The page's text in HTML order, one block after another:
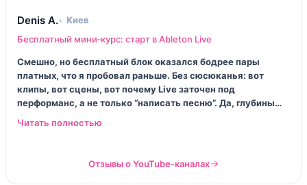
Denis A.
Киев
Бесплатный мини‑курс: старт в Ableton Live
Смешно, но бесплатный блок оказался бодрее пары
платных, что я пробовал раньше. Без сюсюканья: вот
клипы, вот сцены, вот почему Live заточен под
перформанс, а не только “написать песню”. Да, глубины
Отзывы о YouTube‑каналах